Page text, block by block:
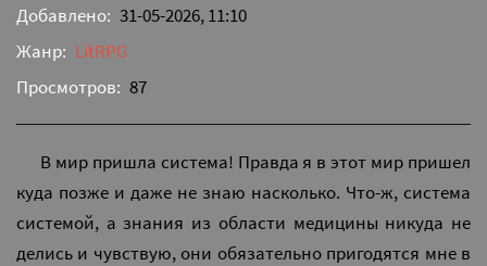
Добавлено: 31-05-2026, 11:10
Жанр: LitRPG
Просмотров: 87
В мир пришла система! Правда я в этот мир пришел
куда позже и даже не знаю насколько. Что-ж, система
системой, а знания из области медицины никуда не
делись и чувствую, они обязательно пригодятся мне в